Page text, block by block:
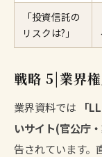
「投資信託の
リスクは?」
戦略 5|業界
業界資料では
「
いサイト(官公庁
告されています。